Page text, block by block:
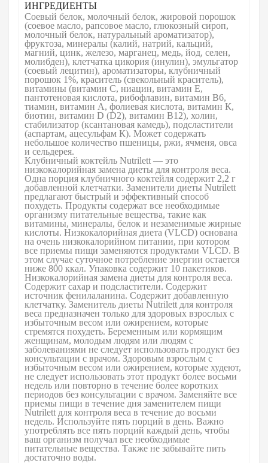
ИНГРЕДИЕНТЫ
Соевый белок, молочный белок, жировой порошок
(соевое масло, рапсовое масло, глюкозный сироп,
молочный белок, натуральный ароматизатор),
фруктоза, минералы (калий, натрий, кальций,
магний, цинк, железо, марганец, медь, йод, селен,
молибден), клетчатка цикория (инулин), эмульгатор
(соевый лецитин), ароматизаторы, клубничный
порошок 1%, краситель (свекольный краситель),
витамины (витамин С, ниацин, витамин Е,
пантотеновая кислота, рибофлавин, витамин В6,
тиамин, витамин А, фолиевая кислота, витамин К,
биотин, витамин D (D2), витамин В12), холин,
стабилизатор (ксантановая камедь), подсластители
(аспартам, ацесульфам К). Может содержать
небольшое количество пшеницы, ржи, ячменя, овса
и сельдерея.
Клубничный коктейль Nutrilett — это
низкокалорийная замена диеты для контроля веса.
Одна порция клубничного коктейля содержит 2,2 г
добавленной клетчатки. Заменители диеты Nutrilett
предлагают быстрый и эффективный способ
похудеть. Продукты содержат все необходимые
организму питательные вещества, такие как
витамины, минералы, белок и незаменимые жирные
кислоты. Низкокалорийная диета (VLCD) основана
на очень низкокалорийном питании, при котором
все приемы пищи заменяются продуктами VLCD. В
этом случае суточное потребление энергии остается
ниже 800 ккал. Упаковка содержит 10 пакетиков.
Низкокалорийная замена диеты для контроля веса.
Содержит сахар и подсластители. Содержит
источник фенилаланина. Содержит добавленную
клетчатку. Заменитель диеты Nutrilett для контроля
веса предназначен только для здоровых взрослых с
избыточным весом или ожирением, которые
стремятся похудеть. Беременным или кормящим
женщинам, молодым людям или людям с
заболеваниями не следует использовать продукт без
консультации с врачом. Здоровым взрослым с
избыточным весом или ожирением, которые худеют,
не следует использовать этот продукт более восьми
недель или повторно в течение более коротких
периодов без консультации с врачом. Заменяйте все
приемы пищи в течение дня заменителем пищи
Nutrilett для контроля веса в течение до восьми
недель. Используйте пять порций в день. Важно
употреблять все пять порций каждый день, чтобы
ваш организм получал все необходимые
питательные вещества. Также не забывайте пить
достаточно воды.